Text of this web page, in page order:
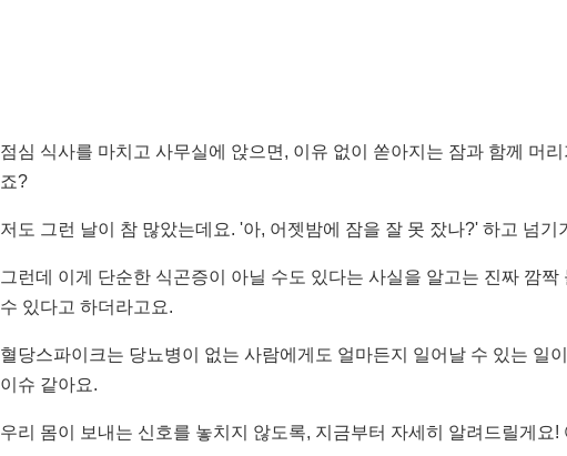
점심 식사를 마치고 사무실에 앉으면, 이유 없이 쏟아지는 잠과 함께 머
죠?
저도 그런 날이 참 많았는데요. '아, 어젯밤에 잠을 잘 못 잤나?' 하고 넘기
그런데 이게 단순한 식곤증이 아닐 수도 있다는 사실을 알고는 진짜 깜짝
수 있다고 하더라고요.
혈당스파이크는 당뇨병이 없는 사람에게도 얼마든지 일어날 수 있는 일
이슈 같아요.
우리 몸이 보내는 신호를 놓치지 않도록, 지금부터 자세히 알려드릴게요!